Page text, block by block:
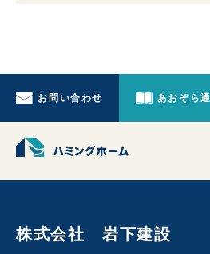
お問い合わせ あおぞら
株式会社 岩下建設